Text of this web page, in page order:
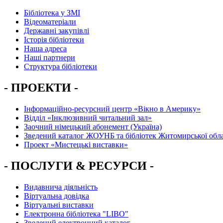
Бібліотека у ЗМІ
Відеоматеріали
Державні закупівлі
Історія бібліотеки
Наша адреса
Наші партнери
Структура бібліотеки
- ПРОЕКТИ -
Інформаційно-ресурсний центр «Вікно в Америку»
Вiддiл «Інклюзивний читальний зал»
Заочний німецький абонемент (Україна)
Зведений каталог ЖОУНБ та бібліотек Житомирської
Проект «Мистецькі виставки»
- ПОСЛУГИ & РЕСУРСИ -
Видавнича діяльність
Віртуальна довідка
Віртуальні виставки
Електронна бібліотека "LIBO"